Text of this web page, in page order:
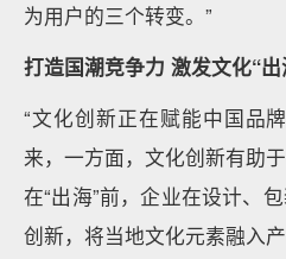
为用户的三个转变。”
打造国潮竞争力 激发文化“
“文化创新正在赋能中国品
来，一方面，文化创新有助
在“出海”前，企业在设计、
创新，将当地文化元素融入